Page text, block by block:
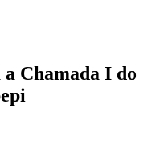
a Chamada I do